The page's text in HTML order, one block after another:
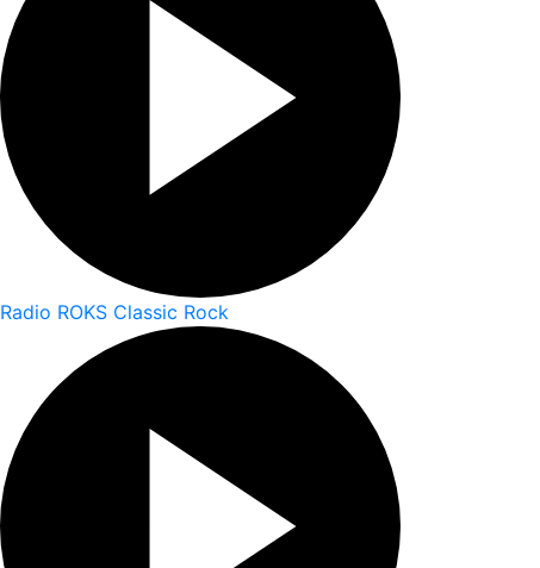
Radio ROKS Classic Rock